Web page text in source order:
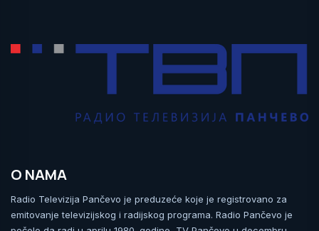
O NAMA
Radio Televizija Pančevo je preduzeće koje je registrovano za
emitovanje televizijskog i radijskog programa. Radio Pančevo je